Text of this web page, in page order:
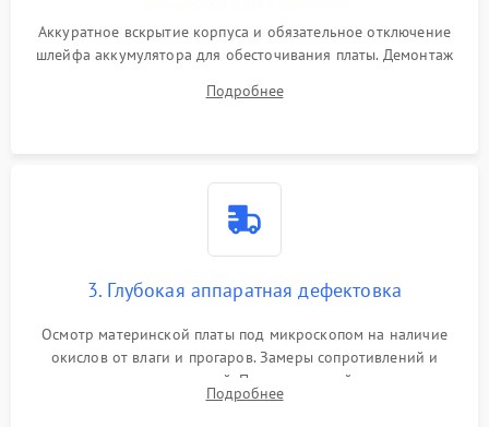
Аккуратное вскрытие корпуса и обязательное отключение
шлейфа аккумулятора для обесточивания платы. Демонтаж
высохшей термопасты с кристаллов чипов.
Подробнее
3. Глубокая аппаратная дефектовка
Осмотр материнской платы под микроскопом на наличие
окислов от влаги и прогаров. Замеры сопротивлений и
дежурных напряжений. Проверка цепей питания,
мультиконтроллера, процессора и видеочипа.
Подробнее